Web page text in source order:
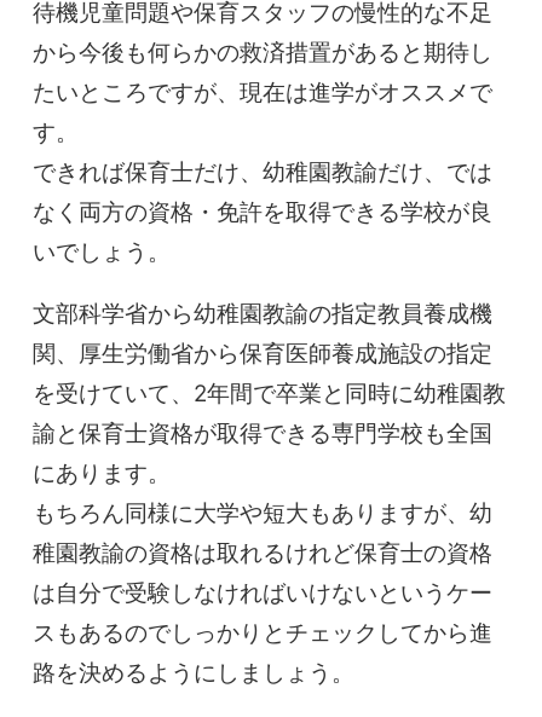
待機児童問題や保育スタッフの慢性的な不足
から今後も何らかの救済措置があると期待し
たいところですが、現在は進学がオススメで
す。
できれば保育士だけ、幼稚園教諭だけ、では
なく両方の資格・免許を取得できる学校が良
いでしょう。
文部科学省から幼稚園教諭の指定教員養成機
関、厚生労働省から保育医師養成施設の指定
を受けていて、2年間で卒業と同時に幼稚園教
諭と保育士資格が取得できる専門学校も全国
にあります。
もちろん同様に大学や短大もありますが、幼
稚園教諭の資格は取れるけれど保育士の資格
は自分で受験しなければいけないというケー
スもあるのでしっかりとチェックしてから進
路を決めるようにしましょう。